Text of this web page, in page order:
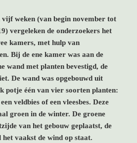
weken (van begin november tot
vergeleken de onderzoekers het
kamers, met hulp van
Bij de ene kamer was aan de
wand met planten bevestigd, de
De wand was opgebouwd uit
potje één van vier soorten planten:
veldbies of een vleesbes. Deze
groen in de winter. De groene
van het gebouw geplaatst, de
vaakst de wind op staat.